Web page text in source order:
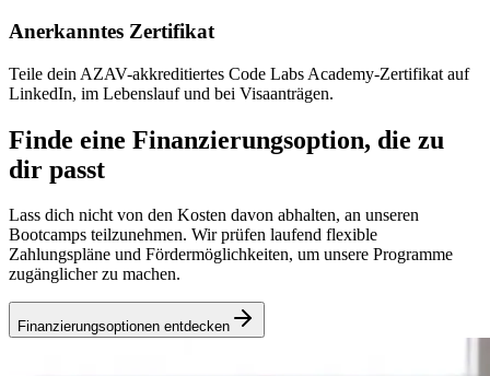
Anerkanntes Zertifikat
Teile dein AZAV-akkreditiertes Code Labs Academy-Zertifikat auf
LinkedIn, im Lebenslauf und bei Visaanträgen.
Finde eine Finanzierungsoption, die zu
dir passt
Lass dich nicht von den Kosten davon abhalten, an unseren
Bootcamps teilzunehmen. Wir prüfen laufend flexible
Zahlungspläne und Fördermöglichkeiten, um unsere Programme
zugänglicher zu machen.
Finanzierungsoptionen entdecken